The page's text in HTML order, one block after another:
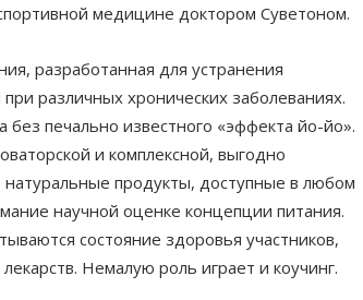
медицине доктором Суветоном.
разработанная для устранения
различных хронических заболеваниях.
печально известного «эффекта йо-йо».
и комплексной, выгодно
натуральные продукты, доступные в любом
научной оценке концепции питания.
состояние здоровья участников,
Немалую роль играет и коучинг.